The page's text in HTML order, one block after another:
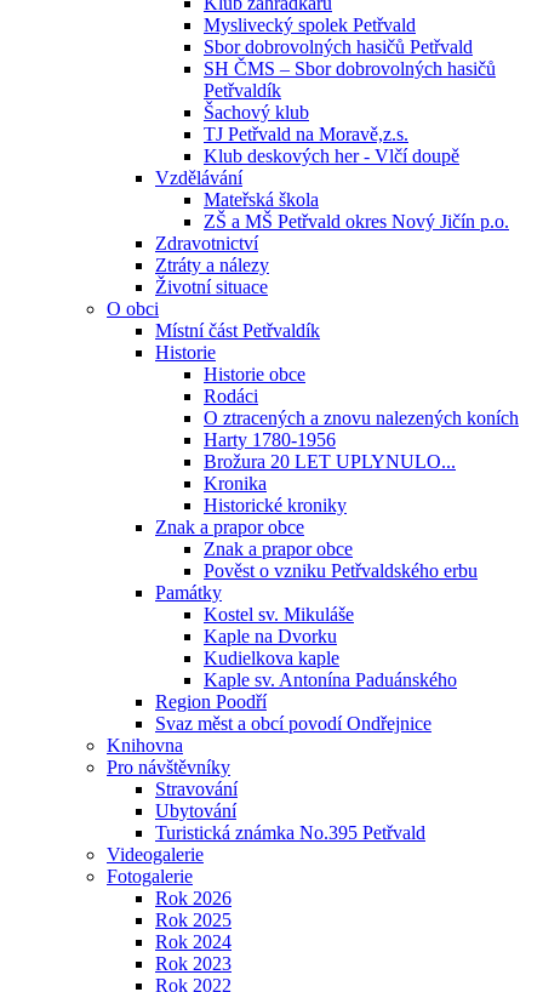
Myslivecký spolek Petřvald
Sbor dobrovolných hasičů Petřvald
SH ČMS – Sbor dobrovolných hasičů
Petřvaldík
Šachový klub
TJ Petřvald na Moravě,z.s.
Klub deskových her - Vlčí doupě
Vzdělávání
Mateřská škola
ZŠ a MŠ Petřvald okres Nový Jičín p.o.
Zdravotnictví
Ztráty a nálezy
Životní situace
O obci
Místní část Petřvaldík
Historie
Historie obce
Rodáci
O ztracených a znovu nalezených koních
Harty 1780-1956
Brožura 20 LET UPLYNULO...
Kronika
Historické kroniky
Znak a prapor obce
Znak a prapor obce
Pověst o vzniku Petřvaldského erbu
Památky
Kostel sv. Mikuláše
Kaple na Dvorku
Kudielkova kaple
Kaple sv. Antonína Paduánského
Region Poodří
Svaz měst a obcí povodí Ondřejnice
Knihovna
Pro návštěvníky
Stravování
Ubytování
Turistická známka No.395 Petřvald
Videogalerie
Fotogalerie
Rok 2026
Rok 2025
Rok 2024
Rok 2023
Rok 2022